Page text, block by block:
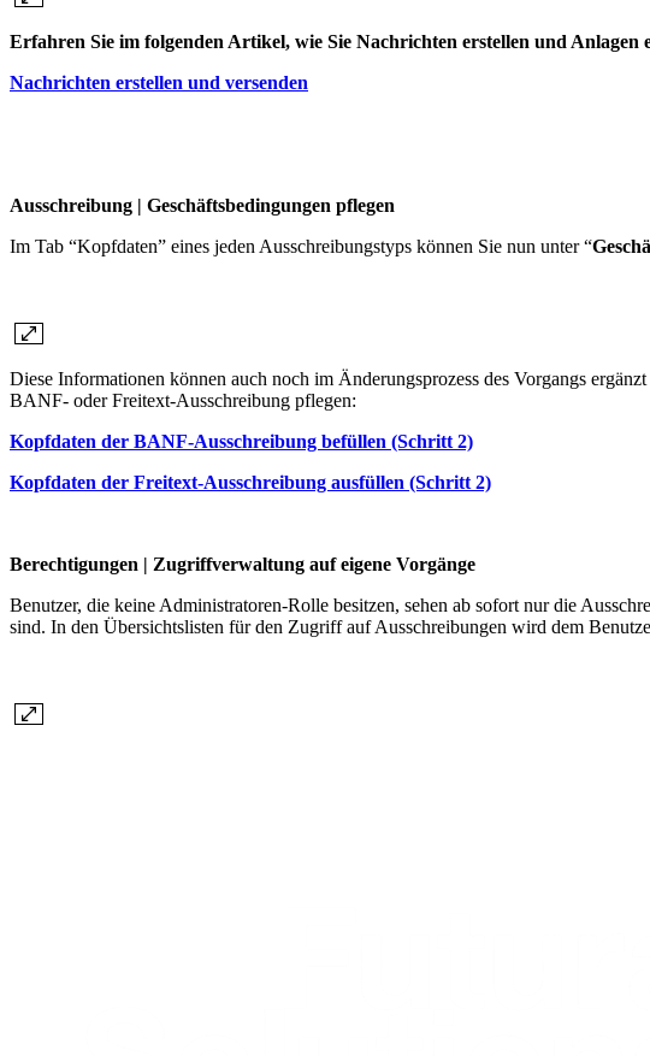
Erfahren Sie im folgenden Artikel, wie Sie Nachrichten erstellen und Anlagen
Nachrichten erstellen und versenden
Ausschreibung | Geschäftsbedingungen pflegen
Im Tab “Kopfdaten” eines jeden Ausschreibungstyps können Sie nun unter “
Diese Informationen können auch noch im Änderungsprozess des Vorgangs
BANF- oder Freitext-Ausschreibung pflegen:
Kopfdaten der BANF-Ausschreibung befüllen (Schritt 2)
Kopfdaten der Freitext-Ausschreibung ausfüllen (Schritt 2)
Berechtigungen | Zugriffverwaltung auf eigene Vorgänge
Benutzer, die keine Administratoren-Rolle besitzen, sehen ab sofort nur die
sind. In den Übersichtslisten für den Zugriff auf Ausschreibungen wird dem